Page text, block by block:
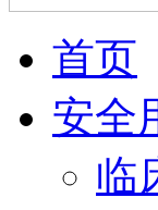
首页
安全
临